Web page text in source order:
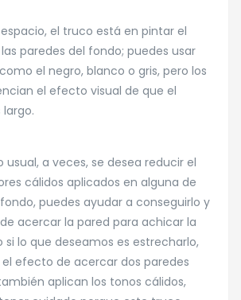
el truco está en pintar el
paredes del fondo; puedes usar
el negro, blanco o gris, pero los
el efecto visual de que el
usual, a veces, se desea reducir el
cálidos aplicados en alguna de
puedes ayudar a conseguirlo y
acercar la pared para achicar la
si lo que deseamos es estrecharlo,
efecto de acercar dos paredes
aplican los tonos cálidos,